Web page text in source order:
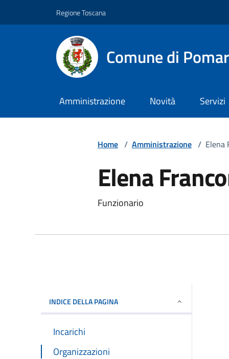
Regione Toscana
Comune di
Amministrazione Novità Servizi
Home / Amministrazione / Elena
Elena
Descrizione breve
Funzionario
INDICE DELLA PAGINA
Incarichi
Organizzazioni